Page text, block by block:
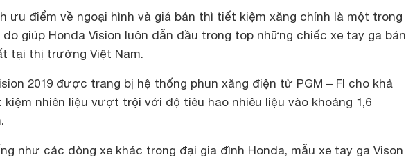
ưu điểm về ngoại hình và giá bán thì tiết kiệm xăng chính là một trong
do giúp Honda Vision luôn dẫn đầu trong top những chiếc xe tay ga bán
tại thị trường Việt Nam.
2019 được trang bị hệ thống phun xăng điện tử PGM – FI cho khả
kiệm nhiên liệu vượt trội với độ tiêu hao nhiêu liệu vào khoảng 1,6
như các dòng xe khác trong đại gia đình Honda, mẫu xe tay ga Vison